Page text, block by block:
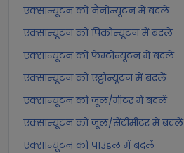
एक्सान्यूटन को नैनोन्यूटन में बदलें
एक्सान्यूटन को पिकोन्यूटन में बदलें
एक्सान्यूटन को फेम्टोन्यूटन में बदलें
एक्सान्यूटन को एट्टोन्यूटन में बदलें
एक्सान्यूटन को जूल/मीटर में बदलें
एक्सान्यूटन को जूल/सेंटीमीटर में बदलें
एक्सान्यूटन को पाउंडल में बदलें